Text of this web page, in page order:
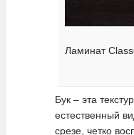
Ламинат
Бук – эта
естественный
срезе, четко